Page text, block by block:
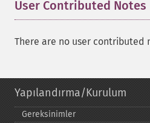
User Contributed Notes
There are no user contributed
Yapılandırma/Kurulum
Gereksinimler